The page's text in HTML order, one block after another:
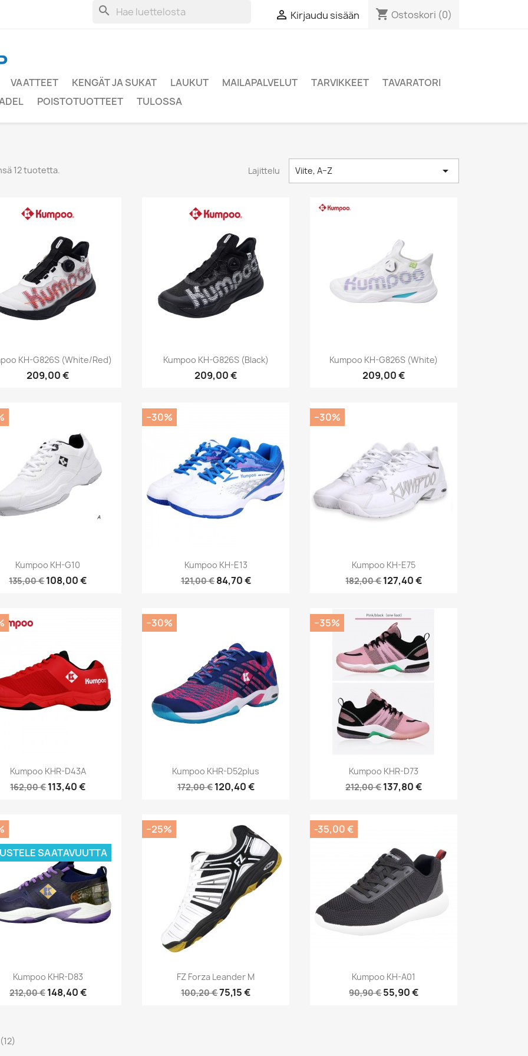
search  Kirjaudu sisään shopping_cart Ostoskori (0)
VAATTEET KENGÄT JA SUKAT LAUKUT MAILAPALVELUT TARVIKKEET
TAVARATORI
POISTOTUOTTEET TULOSSA
12 tuotetta. Lajittelu Viite, A–Z 
Pikakatselu
KH-G826S (white/red)
209,00 €
 Pikakatselu
Kumpoo KH-G826S (black)
209,00 €
 Pikakatselu
Kumpoo KH-G826S (white)
209,00 €
Pikakatselu
Kumpoo KH-G10
135,00 €108,00 €
Pikakatselu
Kumpoo KH-E13
121,00 € 84,70 €
−30%
Pikakatselu
Kumpoo KH-E75
182,00 €127,40 €
−30%
Pikakatselu
Kumpoo KHR-D43A
162,00 €113,40 €
Pikakatselu
Kumpoo KHR-D52plus
172,00 € 120,40 €
−30%
Pikakatselu
Kumpoo KHR-D73
212,00 €137,80 €
−35%
Pikakatselu
Kumpoo KHR-D83
212,00 € 148,40 €
SAATAVUUTTA
Pikakatselu
FZ Forza Leander M
100,20 €75,15 €
−25%
Pikakatselu
Kumpoo KH-A01
90,90 €55,90 €
-35,00 €